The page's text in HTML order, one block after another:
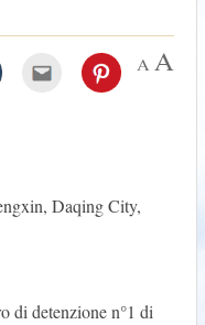
Daqing City,
di detenzione n°1 di